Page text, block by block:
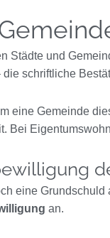
Städte und
schriftliche
eine Gemeinde
Bei
eine
an.